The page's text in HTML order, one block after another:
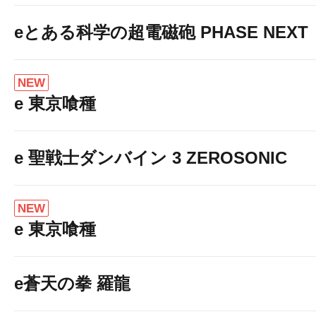
eとある科学の超電磁砲 PHASE NEXT
NEW
e 東京喰種
e 聖戦士ダンバイン 3 ZEROSONIC
NEW
e 東京喰種
e蒼天の拳 羅龍